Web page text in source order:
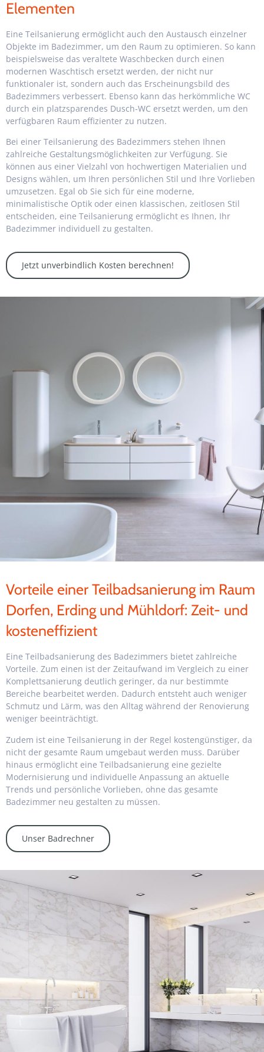
Elementen
Eine Teilsanierung ermöglicht auch den Austausch einzelner
Objekte im Badezimmer, um den Raum zu optimieren. So kann
beispielsweise das veraltete Waschbecken durch einen
modernen Waschtisch ersetzt werden, der nicht nur
funktionaler ist, sondern auch das Erscheinungsbild des
Badezimmers verbessert. Ebenso kann das herkömmliche WC
durch ein platzsparendes Dusch-WC ersetzt werden, um den
verfügbaren Raum effizienter zu nutzen.
Bei einer Teilsanierung des Badezimmers stehen Ihnen
zahlreiche Gestaltungsmöglichkeiten zur Verfügung. Sie
können aus einer Vielzahl von hochwertigen Materialien und
Designs wählen, um Ihren persönlichen Stil und Ihre Vorlieben
umzusetzen. Egal ob Sie sich für eine moderne,
minimalistische Optik oder einen klassischen, zeitlosen Stil
entscheiden, eine Teilsanierung ermöglicht es Ihnen, Ihr
Badezimmer individuell zu gestalten.
Jetzt unverbindlich Kosten berechnen!
Vorteile einer Teilbadsanierung im Raum
Dorfen, Erding und Mühldorf: Zeit- und
kosteneffizient
Eine Teilbadsanierung des Badezimmers bietet zahlreiche
Vorteile. Zum einen ist der Zeitaufwand im Vergleich zu einer
Komplettsanierung deutlich geringer, da nur bestimmte
Bereiche bearbeitet werden. Dadurch entsteht auch weniger
Schmutz und Lärm, was den Alltag während der Renovierung
weniger beeinträchtigt.
Zudem ist eine Teilsanierung in der Regel kostengünstiger, da
nicht der gesamte Raum umgebaut werden muss. Darüber
hinaus ermöglicht eine Teilbadsanierung eine gezielte
Modernisierung und individuelle Anpassung an aktuelle
Trends und persönliche Vorlieben, ohne das gesamte
Badezimmer neu gestalten zu müssen.
Unser Badrechner